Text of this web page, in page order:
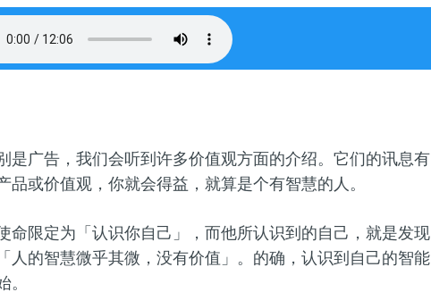
是广告，我们会听到许多价值观方面的介绍。它们的讯息有
或价值观，你就会得益，就算是个有智慧的人。
命限定为「认识你自己」，而他所认识到的自己，就是发现
人的智慧微乎其微，没有价值」。的确，认识到自己的智能